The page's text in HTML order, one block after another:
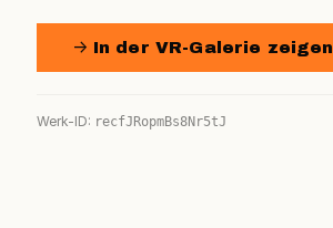
→ In der VR-Galerie zeigen
Werk-ID: recfJRopmBs8Nr5tJ